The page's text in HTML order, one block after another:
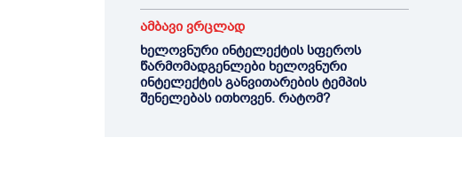
ამბავი ვრცლად
ხელოვნური ინტელექტის სფეროს
წარმომადგენლები ხელოვნური
ინტელექტის განვითარების ტემპის
შენელებას ითხოვენ. რატომ?